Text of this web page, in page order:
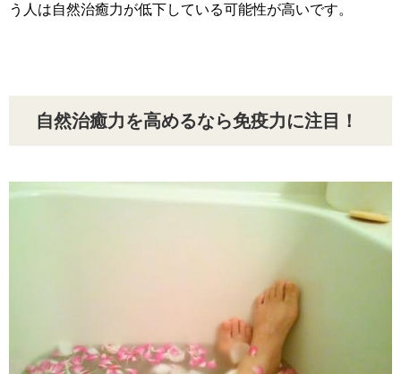
う人は自然治癒力が低下している可能性が高いです。
自然治癒力を高めるなら免疫力に注目！